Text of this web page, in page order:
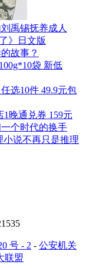
禹锡抚养成人
》日文版
故事？
袋 新低
选10件 49.9元包
1晚通兑券 159元
个时代的换手
小说不再只是推理
号 - 2 - 公安机关
联盟